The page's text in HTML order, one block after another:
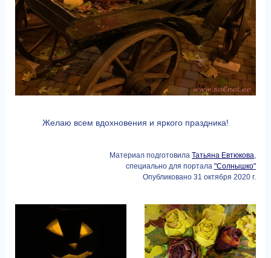
Желаю всем вдохновения и яркого праздника!
Материал подготовила Татьяна Евтюкова,
специально для портала "Солнышко"
Опубликовано 31 октября 2020 г.